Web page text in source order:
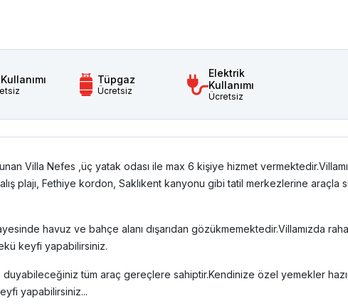
Tüpgaz
Ücretsiz
Elektrik
Kullanımı
Ücretsiz
Villa Nefes ,üç yatak odası ile max 6 kişiye hizmet
plajı, Fethiye kordon, Saklıkent kanyonu gibi tatil merkezlerine araçla
havuz ve bahçe alanı dışarıdan gözükmemektedir.Villamızda
keyfi yapabilirsiniz.
duyabileceğiniz tüm araç gereçlere sahiptir.Kendinize özel yemekler
yapabilirsiniz...